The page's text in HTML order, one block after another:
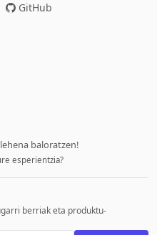
GitHub
baloratzen!
esperientzia?
berriak eta produktu-